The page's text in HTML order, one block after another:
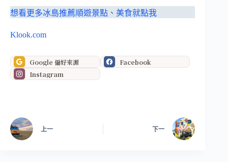
想看更多冰島推薦順遊景點、美食就點我
Klook.com
Google 偏好來源
Facebook
Instagram
上一 下一